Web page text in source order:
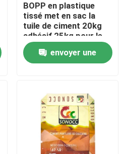
BOPP en plastique
tissé met en sac la
tuile de ciment 20kg
adhésif 25kg pour le
matériau de
constructionenvoyer une